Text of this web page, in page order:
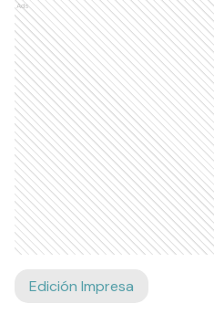
Ads
Edición Impresa